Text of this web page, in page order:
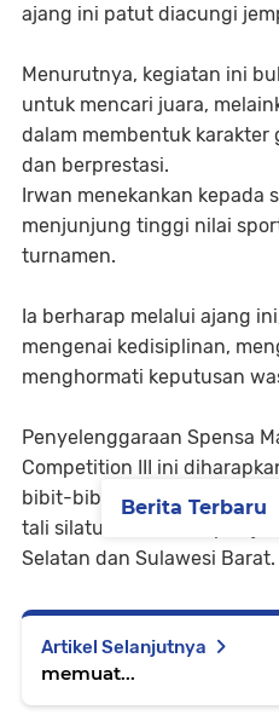
ajang ini patut diacungi
Menurutnya, kegiatan ini
untuk mencari juara,
dalam membentuk karakter
dan berprestasi.
​Irwan menekankan kepada
menjunjung tinggi nilai
turnamen.
Ia berharap melalui ajang
mengenai kedisiplinan,
menghormati keputusan
Penyelenggaraan Spensa
Competition III ini
bibit-bibit atlet futsal
tali silaturahmi antar
Selatan dan Sulawesi Barat.
Artikel Selanjutnya
memuat...
Berita Terbaru